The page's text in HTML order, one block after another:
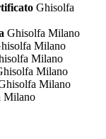
Ghisolfa
Ghisolfa Milano
Milano
Milano
Milano
Milano
Milano